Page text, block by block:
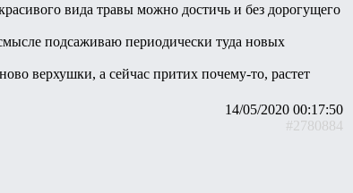
вида травы можно достичь и без дорогущего
подсаживаю периодически туда новых
верхушки, а сейчас притих почему-то, растет
14/05/2020 00:17:50
#2780884